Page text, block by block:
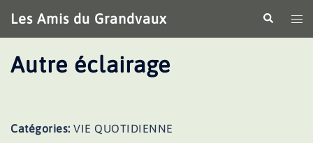
au
contenu
Les Amis du Grandvaux
le
Autre éclairage
Catégories: VIE QUOTIDIENNE